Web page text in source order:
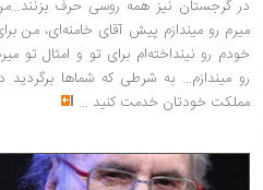
در گرجستان نیز همه روسی حرف
میرم رو میندازم پیش آقای خامنه‌ای، من
خودم رو نینداخته‌ام برای تو و امثال تو
رو میندازم... به شرطی که شماها برگردید
مملکت خودتان خدمت کنید ...